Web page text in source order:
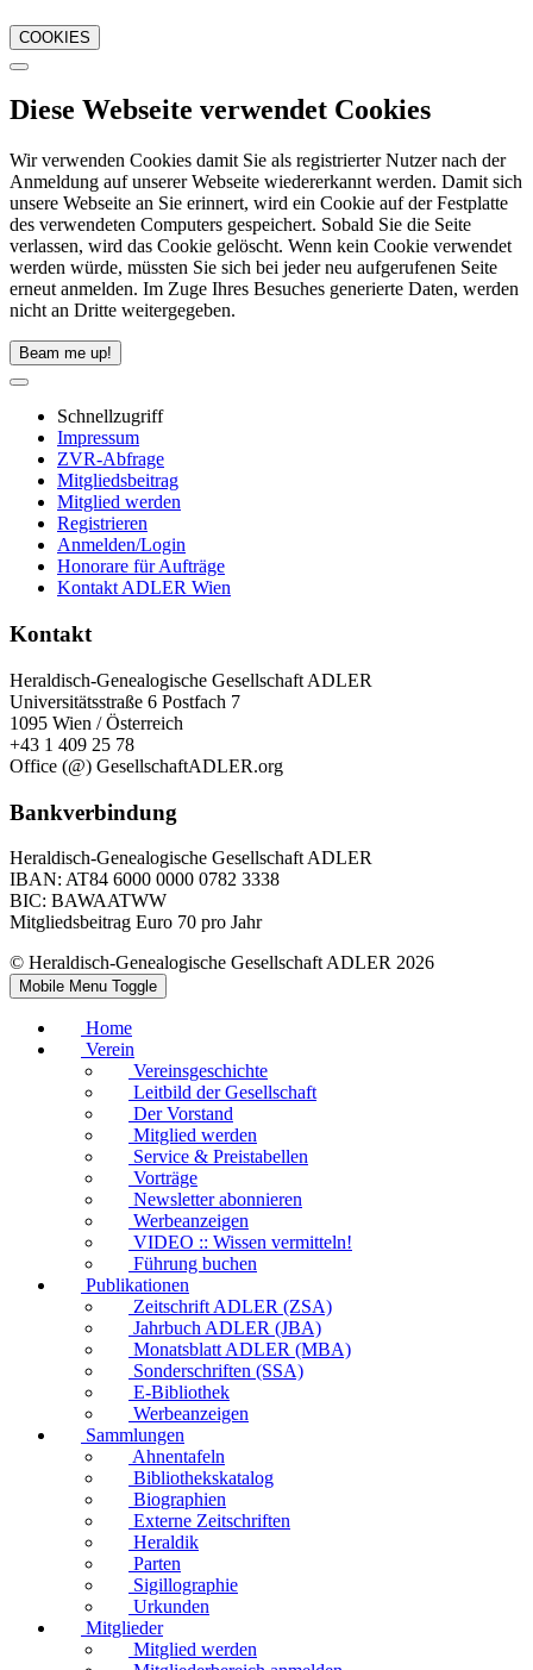
COOKIES
Diese Webseite verwendet Cookies
Wir verwenden Cookies damit Sie als registrierter Nutzer nach der
Anmeldung auf unserer Webseite wiedererkannt werden. Damit sich
unsere Webseite an Sie erinnert, wird ein Cookie auf der Festplatte
des verwendeten Computers gespeichert. Sobald Sie die Seite
verlassen, wird das Cookie gelöscht. Wenn kein Cookie verwendet
werden würde, müssten Sie sich bei jeder neu aufgerufenen Seite
erneut anmelden. Im Zuge Ihres Besuches generierte Daten, werden
nicht an Dritte weitergegeben.
Beam me up!
Schnellzugriff
Impressum
ZVR-Abfrage
Mitgliedsbeitrag
Mitglied werden
Registrieren
Anmelden/Login
Honorare für Aufträge
Kontakt ADLER Wien
Kontakt
Heraldisch-Genealogische Gesellschaft ADLER
Universitätsstraße 6 Postfach 7
1095 Wien / Österreich
+43 1 409 25 78
Office (@) GesellschaftADLER.org
Bankverbindung
Heraldisch-Genealogische Gesellschaft ADLER
IBAN: AT84 6000 0000 0782 3338
BIC: BAWAATWW
Mitgliedsbeitrag Euro 70 pro Jahr
© Heraldisch-Genealogische Gesellschaft ADLER 2026
Mobile Menu Toggle
Home
Verein
Vereinsgeschichte
Leitbild der Gesellschaft
Der Vorstand
Mitglied werden
Service & Preistabellen
Vorträge
Newsletter abonnieren
Werbeanzeigen
VIDEO :: Wissen vermitteln!
Führung buchen
Publikationen
Zeitschrift ADLER (ZSA)
Jahrbuch ADLER (JBA)
Monatsblatt ADLER (MBA)
Sonderschriften (SSA)
E-Bibliothek
Werbeanzeigen
Sammlungen
Ahnentafeln
Bibliothekskatalog
Biographien
Externe Zeitschriften
Heraldik
Parten
Sigillographie
Urkunden
Mitglieder
Mitglied werden